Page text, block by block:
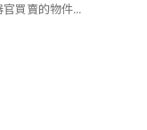
買賣的物件...